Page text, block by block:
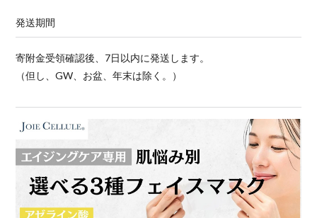
発送期間
寄附金受領確認後、7日以内に発送します。
（但し、GW、お盆、年末は除く。）